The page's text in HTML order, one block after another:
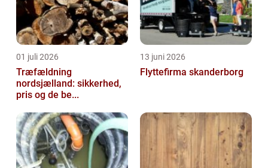
01 juli 2026
Træfældning
nordsjælland: sikkerhed,
pris og de be...
13 juni 2026
Flyttefirma skanderborg